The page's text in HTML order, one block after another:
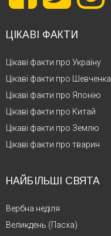
ЦІКАВІ ФАКТИ
Цікаві факти про Україну
Цікаві факти про Шевченка
Цікаві факти про Японію
Цікаві факти про Китай
Цікаві факти про Землю
Цікаві факти про тварин
НАЙБІЛЬШІ СВЯТА
Вербна неділя
Великдень (Пасха)